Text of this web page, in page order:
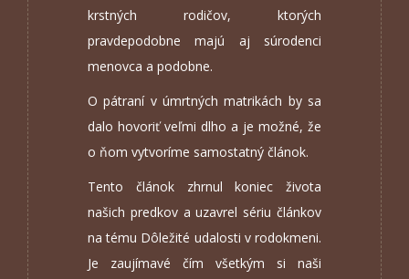
krstných rodičov, ktorých
pravdepodobne majú aj súrodenci
menovca a podobne.
O pátraní v úmrtných matrikách by sa
dalo hovoriť veľmi dlho a je možné, že
o ňom vytvoríme samostatný článok.
Tento článok zhrnul koniec života
našich predkov a uzavrel sériu článkov
na tému Dôležité udalosti v rodokmeni.
Je zaujímavé čím všetkým si naši